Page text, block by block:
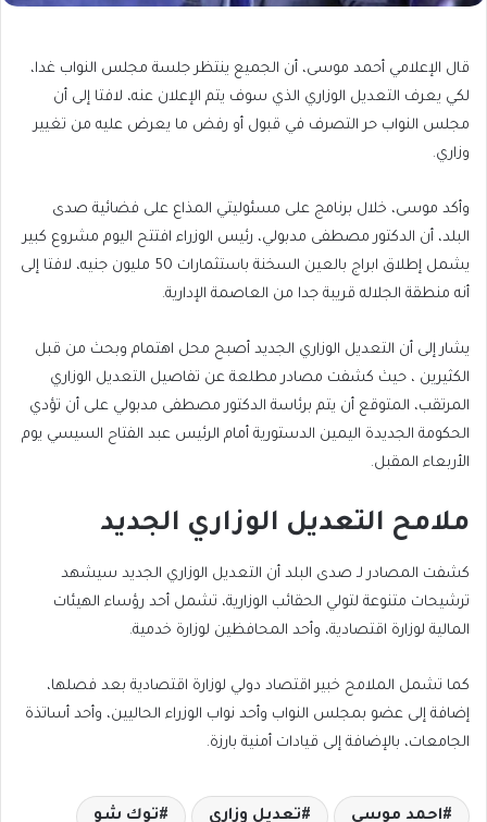
قال الإعلامي أحمد موسى، أن الجميع ينتظر جلسة مجلس النواب غدا،
لكي يعرف التعديل الوزاري الذي سوف يتم الإعلان عنه، لافتا إلى أن
مجلس النواب حر التصرف في قبول أو رفض ما يعرض عليه من تغيير
وزاري.
وأكد موسى، خلال برنامج على مسئوليتي المذاع على فضائية صدى
البلد، أن الدكتور مصطفى مدبولي، رئيس الوزراء افتتح اليوم مشروع كبير
يشمل إطلاق ابراج بالعين السخنة باستثمارات 50 مليون جنيه، لافتا إلى
أنه منطقة الجلاله قريبة جدا من العاصمة الإدارية.
يشار إلى أن التعديل الوزاري الجديد أصبح محل اهتمام وبحث من قبل
الكثيرين ، حيث كشفت مصادر مطلعة عن تفاصيل التعديل الوزاري
المرتقب، المتوقع أن يتم برئاسة الدكتور مصطفى مدبولي على أن تؤدي
الحكومة الجديدة اليمين الدستورية أمام الرئيس عبد الفتاح السيسي يوم
الأربعاء المقبل.
ملامح التعديل الوزاري الجديد
كشفت المصادر لـ صدى البلد أن التعديل الوزاري الجديد سيشهد
ترشيحات متنوعة لتولي الحقائب الوزارية، تشمل أحد رؤساء الهيئات
المالية لوزارة اقتصادية، وأحد المحافظين لوزارة خدمية.
كما تشمل الملامح خبير اقتصاد دولي لوزارة اقتصادية بعد فصلها،
إضافة إلى عضو بمجلس النواب وأحد نواب الوزراء الحاليين، وأحد أساتذة
الجامعات، بالإضافة إلى قيادات أمنية بارزة.
احمد موسى تعديل وزاري توك شو